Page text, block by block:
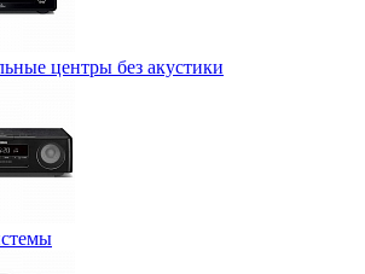
центры без акустики